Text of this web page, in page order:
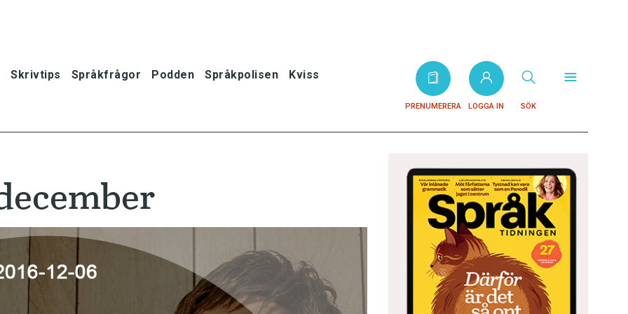
Skrivtips Språkfrågor Podden Språkpolisen Kviss
PRENUMERERA LOGGA IN SÖK